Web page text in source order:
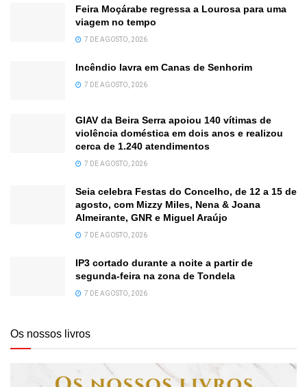
Feira Moçárabe regressa a Lourosa para uma
viagem no tempo
7 DE AGOSTO, 2026
Incêndio lavra em Canas de Senhorim
7 DE AGOSTO, 2026
GIAV da Beira Serra apoiou 140 vítimas de
violência doméstica em dois anos e realizou
cerca de 1.240 atendimentos
7 DE AGOSTO, 2026
Seia celebra Festas do Concelho, de 12 a 15 de
agosto, com Mizzy Miles, Nena & Joana
Almeirante, GNR e Miguel Araújo
7 DE AGOSTO, 2026
IP3 cortado durante a noite a partir de
segunda-feira na zona de Tondela
7 DE AGOSTO, 2026
Os nossos livros